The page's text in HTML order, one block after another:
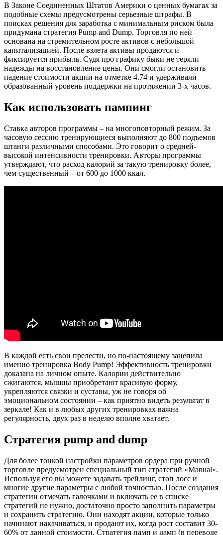
В Законе Соединенных Штатов Америки о ценных бумагах за
подобные схемы предусмотрены серьезные штрафы. В
поисках решения для заработка с минимальным риском была
придумана стратегия Pump and Dump. Торговля по ней
основана на стремительном росте активов с небольшой
капитализацией. После взлета активы продаются и
фиксируется прибыль. Судя про графику быки не теряли
надежды на восстановление цены. Они смогли остановить
падение стоимости акции на отметке 4.74 и удерживали
образованный уровень поддержки на протяжении 3-х часов.
Как использовать пампинг
Ставка авторов программы – на многоповторный режим. За
часовую сессию тренирующиеся выполняют до 800 подъемов
штанги различными способами. Это говорит о средней-
высокой интенсивности тренировки. Авторы программы
утверждают, что расход калорий за такую тренировку более,
чем существенный – от 600 до 1000 ккал.
В каждой есть свои прелести, но по-настоящему зацепила
именно тренировка Body Pump! Эффективность тренировки
доказана на личном опыте. Калории действительно
сжигаются, мышцы приобретают красивую форму,
укрепляются связки и суставы, уж не говоря об
эмоциональном состоянии – как приятно видеть результат в
зеркале! Как и в любых других тренировках важна
регулярность, двух раз в неделю вполне хватает.
Стратегия рump and dump
Для более тонкой настройки параметров ордера при ручной
торговле предусмотрен специальный тип стратегий «Manual».
Используя его вы можете задавать трейлинг, стоп лосс и
многие другие параметры с любой точностью. После создания
стратегии отмечать галочками и включать ее в списке
стратегий не нужно, достаточно просто заполнить параметры
и сохранить стратегию. Они находят акции, которые только
начинают накачиваться, и продают их, когда рост составит 30-
60% от данной стоимости. Стратегия памп и дамп (в переводе